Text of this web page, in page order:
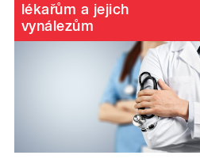
lékařům a jejich
vynálezům